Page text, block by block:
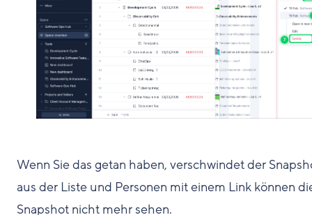
Wenn Sie das getan haben, verschwindet der
aus der Liste und Personen mit einem Link können
Snapshot nicht mehr sehen.